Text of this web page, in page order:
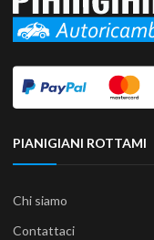
PIANIGIANI ROTTAMI
Chi siamo
Contattaci